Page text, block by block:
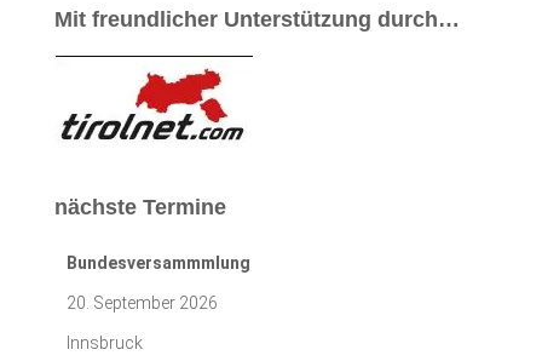
Mit freundlicher Unterstützung durch…
nächste Termine
Bundesversammmlung
20. September 2026
Innsbruck